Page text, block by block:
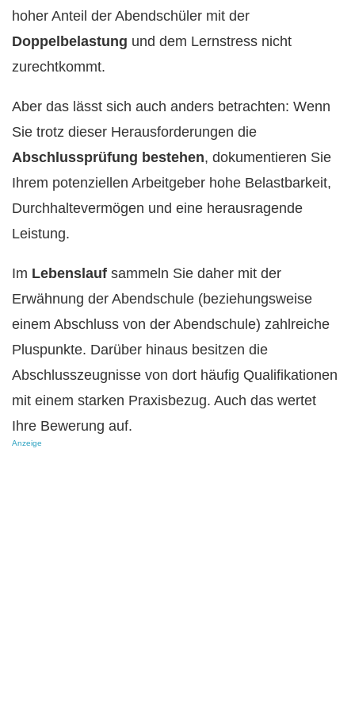
hoher Anteil der Abendschüler mit der
Doppelbelastung und dem Lernstress nicht
zurechtkommt.
Aber das lässt sich auch anders betrachten: Wenn
Sie trotz dieser Herausforderungen die
Abschlussprüfung bestehen, dokumentieren Sie
Ihrem potenziellen Arbeitgeber hohe Belastbarkeit,
Durchhaltevermögen und eine herausragende
Leistung.
Im Lebenslauf sammeln Sie daher mit der
Erwähnung der Abendschule (beziehungsweise
einem Abschluss von der Abendschule) zahlreiche
Pluspunkte. Darüber hinaus besitzen die
Abschlusszeugnisse von dort häufig Qualifikationen
mit einem starken Praxisbezug. Auch das wertet
Ihre Bewerung auf.
Anzeige